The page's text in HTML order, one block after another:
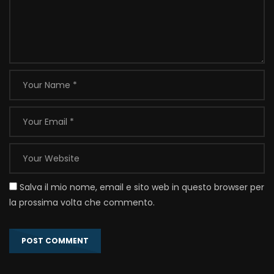
Salva il mio nome, email e sito web in questo browser per
la prossima volta che commento.